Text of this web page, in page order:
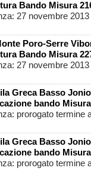
Bando Misura
27 novembre 2013
Poro-Serre
Bando Misura
27 novembre 2013
Greca Basso
bando
prorogato termine
Greca Basso
bando
prorogato termine